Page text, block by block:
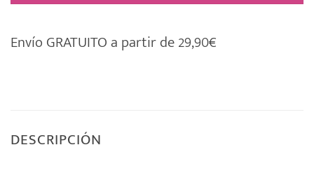
Envío GRATUITO a partir de 29,90€
DESCRIPCIÓN